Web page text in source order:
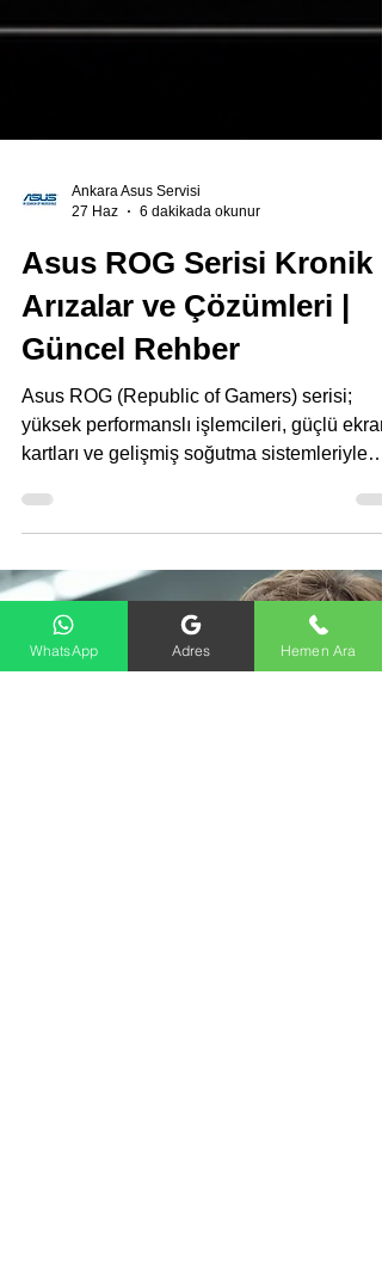
Ankara Asus Servisi
27 Haz
6 dakikada okunur
Asus ROG Serisi Kronik
Arızalar ve Çözümleri |
Güncel Rehber
yüksek performanslı işlemcileri, güçlü ekran
kartları ve gelişmiş soğutma sistemleriyle
oyuncuların en çok tercih ettiği laptop
serilerinden biridir. Ancak uzun süre yüksek
yük altında çalışan bu cihazlarda zamanla
bazı kronik arızalar ortaya çıkabilmektedir.
WhatsApp Adres Hemen Ara